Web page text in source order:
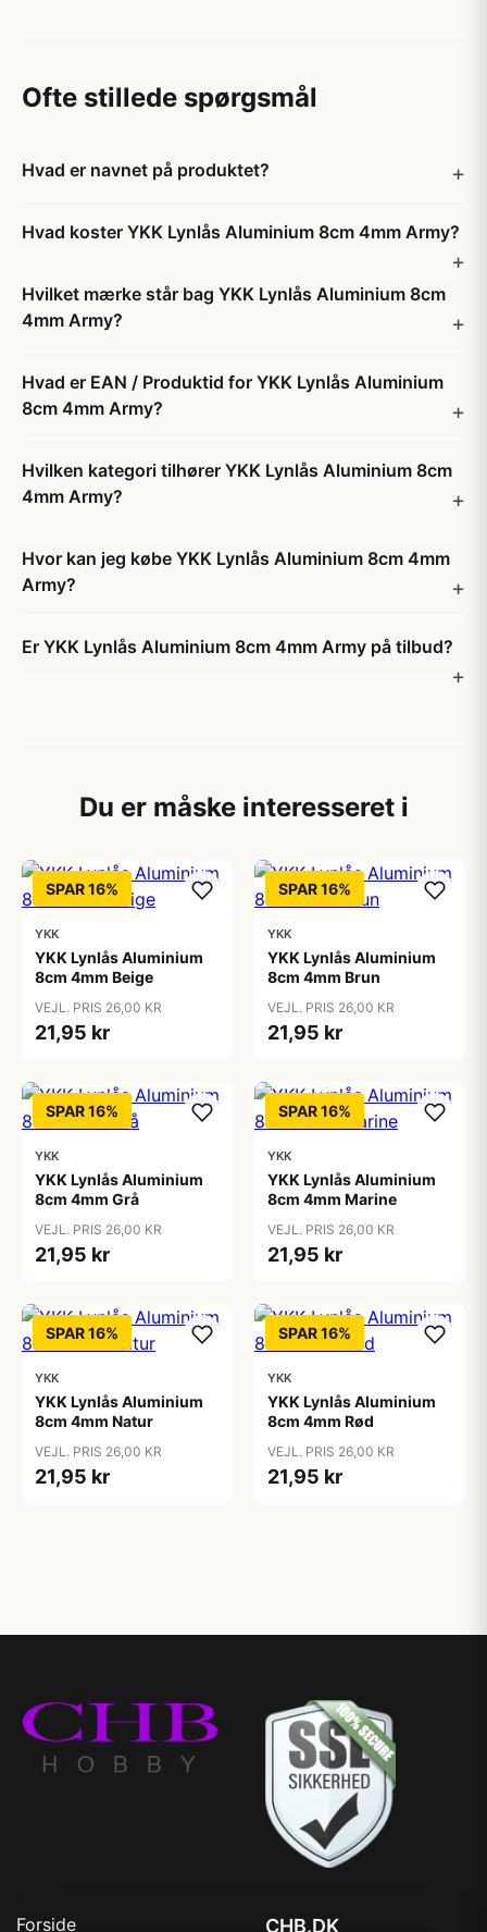
Ofte stillede spørgsmål
Hvad er navnet på produktet?
Hvad koster YKK Lynlås Aluminium 8cm 4mm Army?
Hvilket mærke står bag YKK Lynlås Aluminium 8cm
4mm Army?
Hvad er EAN / Produktid for YKK Lynlås Aluminium
8cm 4mm Army?
Hvilken kategori tilhører YKK Lynlås Aluminium 8cm
4mm Army?
Hvor kan jeg købe YKK Lynlås Aluminium 8cm 4mm
Army?
Er YKK Lynlås Aluminium 8cm 4mm Army på tilbud?
Du er måske interesseret i
SPAR 16%
YKK
YKK Lynlås Aluminium
8cm 4mm Beige
VEJL. PRIS 26,00 KR
21,95 kr
SPAR 16%
YKK
YKK Lynlås Aluminium
8cm 4mm Brun
VEJL. PRIS 26,00 KR
21,95 kr
SPAR 16%
YKK
YKK Lynlås Aluminium
8cm 4mm Grå
VEJL. PRIS 26,00 KR
21,95 kr
SPAR 16%
YKK
YKK Lynlås Aluminium
8cm 4mm Marine
VEJL. PRIS 26,00 KR
21,95 kr
SPAR 16%
YKK
YKK Lynlås Aluminium
8cm 4mm Natur
VEJL. PRIS 26,00 KR
21,95 kr
SPAR 16%
YKK
YKK Lynlås Aluminium
8cm 4mm Rød
VEJL. PRIS 26,00 KR
21,95 kr
Forside CHB.DK